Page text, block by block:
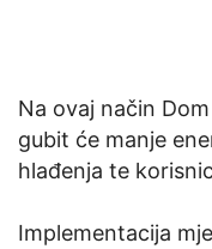
Na ovaj način
gubit će manje
hlađenja te
Implementacija